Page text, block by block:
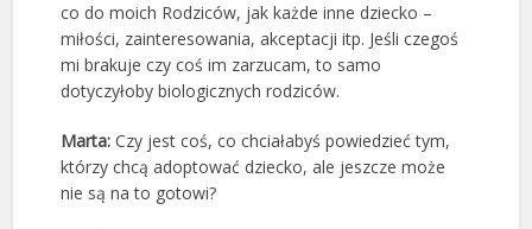
co do moich Rodziców, jak każde inne dziecko –
miłości, zainteresowania, akceptacji itp. Jeśli czegoś
mi brakuje czy coś im zarzucam, to samo
dotyczyłoby biologicznych rodziców.
Marta:Czy jest coś, co chciałabyś powiedzieć tym,
którzy chcą adoptować dziecko, ale jeszcze może
nie są na to gotowi?